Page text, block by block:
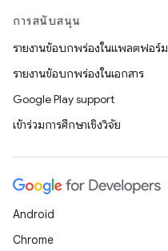
การสนับสนุน
รายงานข้อบกพร่องในแพลตฟอร์ม
รายงานข้อบกพร่องในเอกสาร
Google Play support
เข้าร่วมการศึกษาเชิงวิจัย
Android
Chrome